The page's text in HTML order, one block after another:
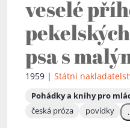
veselé
psa s
1959 | Státní
Pohádky a knihy pro
česká próza
povídky